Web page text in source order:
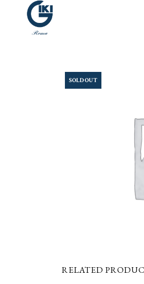
SOLD OUT
RELATED